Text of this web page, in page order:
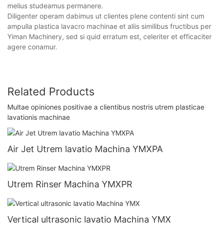
melius studeamus permanere.
Diligenter operam dabimus ut clientes plene contenti sint cum
ampulla plastica lavacro machinae et aliis similibus fructibus per
Yiman Machinery, sed si quid erratum est, celeriter et efficaciter
agere conamur.
Related Products
Multae opiniones positivae a clientibus nostris utrem plasticae
lavationis machinae
Air Jet Utrem lavatio Machina YMXPA
Utrem Rinser Machina YMXPR
Vertical ultrasonic lavatio Machina YMX